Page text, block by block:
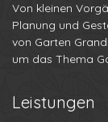
Von kleinen
Planung und
von Garten
um das Thema
Leistungen